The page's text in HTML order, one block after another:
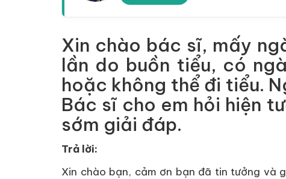
Xin chào bác sĩ, mấy
lần do buồn tiểu, có
hoặc không thể đi tiểu.
Bác sĩ cho em hỏi hiện
sớm giải đáp.
Trả lời:
Xin chào bạn, cảm ơn bạn đã tin tưởng và